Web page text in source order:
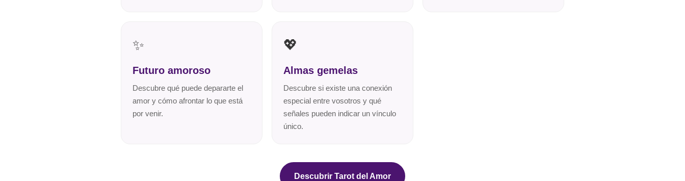
✨
Futuro amoroso
Descubre qué puede depararte el
amor y cómo afrontar lo que está
por venir.
💖
Almas gemelas
Descubre si existe una conexión
especial entre vosotros y qué
señales pueden indicar un vínculo
único.
Descubrir Tarot del Amor